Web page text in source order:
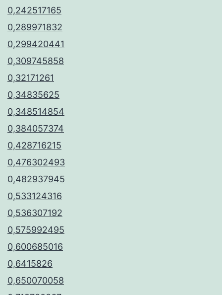
0,242517165
0,289971832
0,299420441
0,309745858
0,32171261
0,34835625
0,348514854
0,384057374
0,428716215
0,476302493
0,482937945
0,533124316
0,536307192
0,575992495
0,600685016
0,6415826
0,650070058